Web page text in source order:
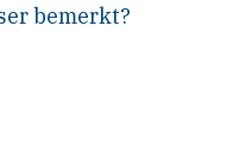
bemerkt?